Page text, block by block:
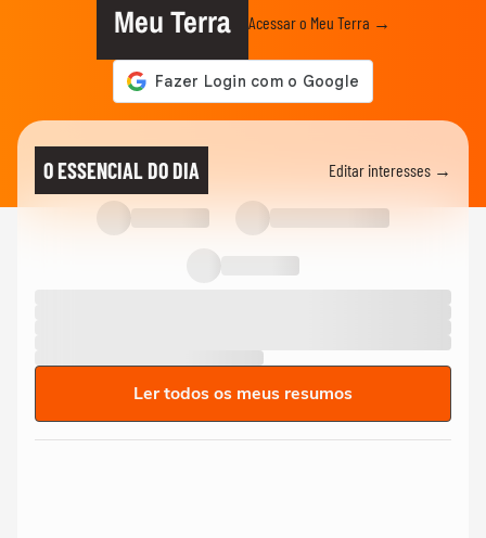
Meu Terra Acessar o Meu Terra →
O ESSENCIAL DO DIA Editar interesses →
Ler todos os meus resumos